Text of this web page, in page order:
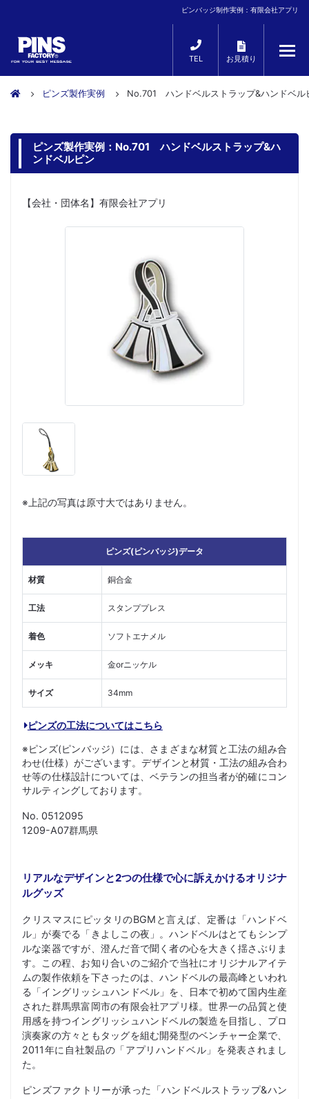
ピンバッジ制作実例：有限会社アプリ
TEL お見積り
ピンズ製作実例 No.701 ハンドベルストラップ&ハンドベル
ピンズ製作実例：No.701 ハンドベルストラップ&ハ
ンドベルピン
【会社・団体名】有限会社アプリ
※上記の写真は原寸大ではありません。
ピンズ(ピンバッジ)データ
材質 銅合金
工法 スタンププレス
着色 ソフトエナメル
メッキ 金orニッケル
サイズ 34mm
ピンズの工法についてはこちら
※ピンズ(ピンバッジ）には、さまざまな材質と工法の組み合
わせ(仕様）がございます。デザインと材質・工法の組み合わ
せ等の仕様設計については、ベテランの担当者が的確にコン
サルティングしております。
No. 0512095
1209-A07群馬県
リアルなデザインと2つの仕様で心に訴えかけるオリジナ
ルグッズ
クリスマスにピッタリのBGMと言えば、定番は「ハンドベ
ル」が奏でる「きよしこの夜」。ハンドベルはとてもシンプ
ルな楽器ですが、澄んだ音で聞く者の心を大きく揺さぶりま
す。この程、お知り合いのご紹介で当社にオリジナルアイテ
ムの製作依頼を下さったのは、ハンドベルの最高峰といわれ
る「イングリッシュハンドベル」を、日本で初めて国内生産
された群馬県富岡市の有限会社アプリ様。世界一の品質と使
用感を持つイングリッシュハンドベルの製造を目指し、プロ
演奏家の方々ともタッグを組む開発型のベンチャー企業で、
2011年に自社製品の「アプリハンドベル」を発表されまし
た。
ピンズファクトリーが承った「ハンドベルストラップ&ハン